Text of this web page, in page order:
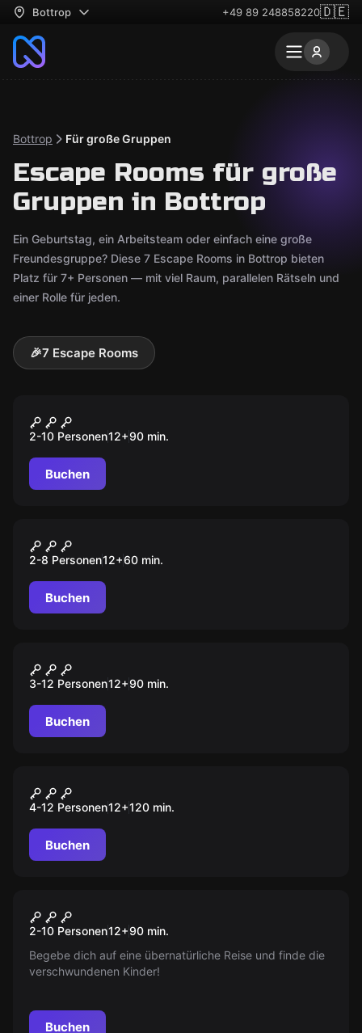
Bottrop +49 89 248858220🇩🇪
Bottrop Für große Gruppen
Escape Rooms für große
Gruppen in Bottrop
Ein Geburtstag, ein Arbeitsteam oder einfach eine große
Freundesgruppe? Diese 7 Escape Rooms in Bottrop bieten
Platz für 7+ Personen — mit viel Raum, parallelen Rätseln und
einer Rolle für jeden.
🎉7 Escape Rooms
Stimmen aus der Anderswelt
2-10 Personen12+90 min.
Buchen
Der Nachtfalter
2-8 Personen12+60 min.
Buchen
Geister der Vergangenheit
3-12 Personen12+90 min.
Buchen
Tiefen der Zeit
4-12 Personen12+120 min.
Buchen
Neu
Stimmen aus der Anderswelt
2-10 Personen12+90 min.
Begebe dich auf eine übernatürliche Reise und finde die
verschwundenen Kinder!
Buchen